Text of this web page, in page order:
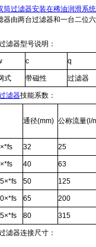
筒过滤器安装在稀油润滑系
器由两台过滤器和一台二位
滤器型号说明：
c q
式 带磁性 过滤器
滤器技能系数：
通径(mm) 公称流量(l/
32 25
40 63
50 125
65 200
80 315
滤器连接尺寸：